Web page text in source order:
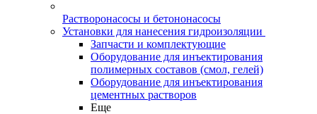
Растворонасосы и бетононасосы
Установки для нанесения гидроизоляции
Запчасти и комплектующие
Оборудование для инъектирования
полимерных составов (смол, гелей)
Оборудование для инъектирования
цементных растворов
Еще